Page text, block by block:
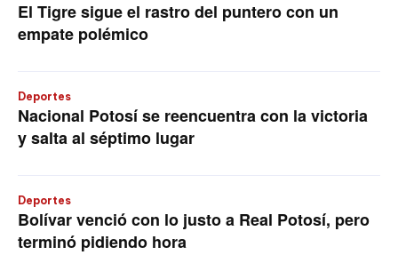
El Tigre sigue el rastro del puntero con un
empate polémico
Deportes
Nacional Potosí se reencuentra con la victoria
y salta al séptimo lugar
Deportes
Bolívar venció con lo justo a Real Potosí, pero
terminó pidiendo hora